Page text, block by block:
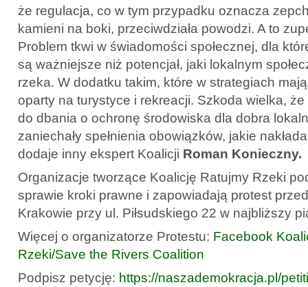
że regulacja, co w tym przypadku oznacza
kamieni na boki, przeciwdziała powodzi. A to
Problem tkwi w świadomości społecznej, dla
są ważniejsze niż potencjał, jaki lokalnym
rzeka. W dodatku takim, które w strategiach
oparty na turystyce i rekreacji. Szkoda wielka, że
do dbania o ochronę środowiska dla dobra
zaniechały spełnienia obowiązków, jakie
dodaje inny ekspert Koalicji Roman Konieczny.
Organizacje tworzące Koalicję Ratujmy Rzeki
sprawie kroki prawne i zapowiadają protest
Krakowie przy ul. Piłsudskiego 22 w najbliższy
Więcej o organizatorze Protestu: Facebook
Rzeki/Save the Rivers Coalition
Podpisz petycję: https://naszademokracja.pl/